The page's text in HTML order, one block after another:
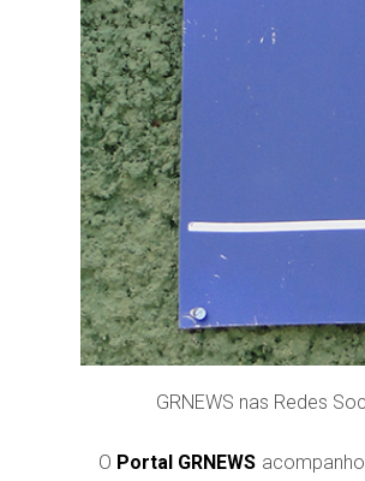
GRNEWS nas Redes
O Portal GRNEWS